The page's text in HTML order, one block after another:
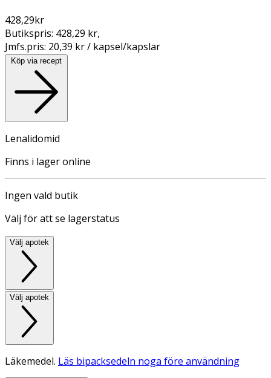
428,29kr
Butikspris: 428,29 kr,
Jmfs.pris: 20,39 kr / kapsel/kapslar
Köp via recept
Lenalidomid
Finns i lager online
Ingen vald butik
Välj för att se lagerstatus
Välj apotek
Välj apotek
Läkemedel. Läs bipacksedeln noga före användning